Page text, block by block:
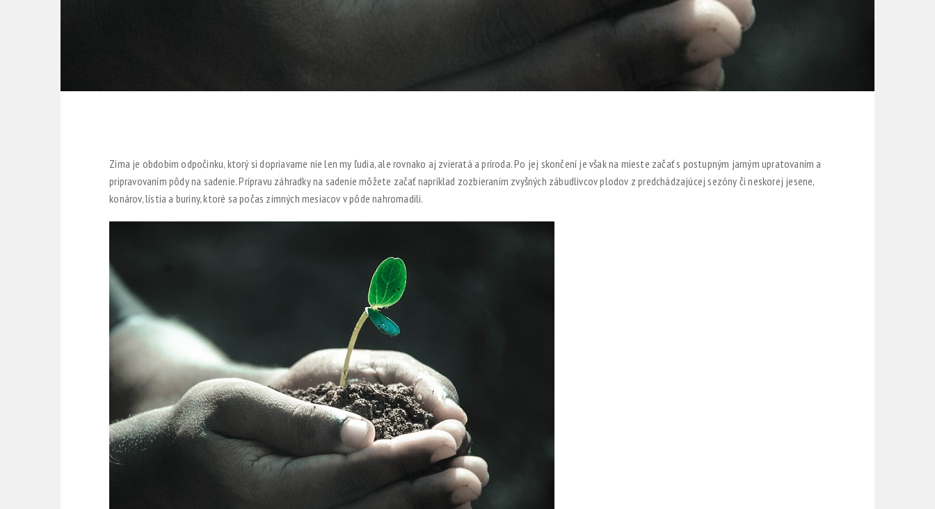
Zima je obdobím odpočinku, ktorý si dopriavame nie len my ľudia, ale rovnako aj zvieratá a príroda. Po jej skončení je však na mieste začať s postupným jarným upratovaním a
pripravovaním pôdy na sadenie. Prípravu záhradky na sadenie môžete začať napríklad zozbieraním zvyšných zábudlivcov plodov z predchádzajúcej sezóny či neskorej jesene,
konárov, lístia a buriny, ktoré sa počas zimných mesiacov v pôde nahromadili.